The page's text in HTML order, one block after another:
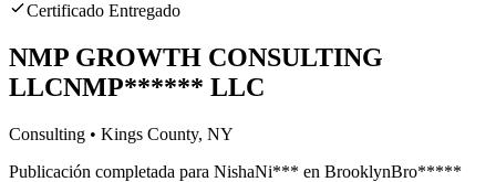
Certificado Entregado
NMP GROWTH CONSULTING
LLCNMP****** LLC
Consulting • Kings County, NY
Publicación completada para NishaNi*** en BrooklynBro*****